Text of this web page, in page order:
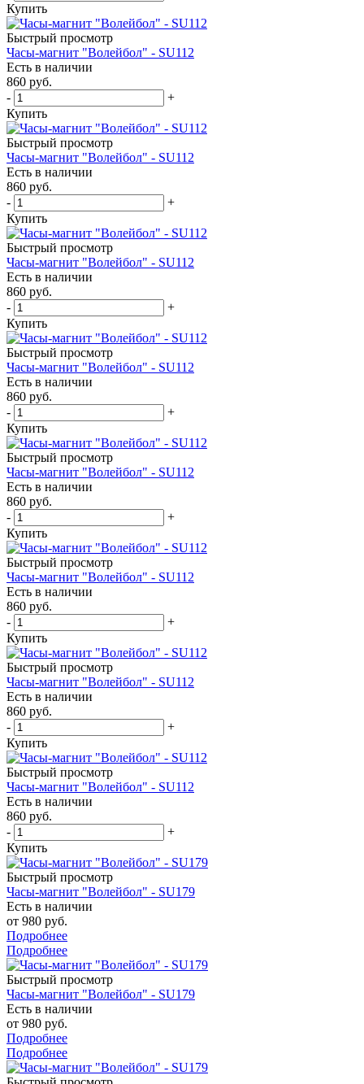
Купить
Быстрый просмотр
Часы-магнит "Волейбол" - SU112
Есть в наличии
860 руб.
-
+
Купить
Быстрый просмотр
Часы-магнит "Волейбол" - SU112
Есть в наличии
860 руб.
-
+
Купить
Быстрый просмотр
Часы-магнит "Волейбол" - SU112
Есть в наличии
860 руб.
-
+
Купить
Быстрый просмотр
Часы-магнит "Волейбол" - SU112
Есть в наличии
860 руб.
-
+
Купить
Быстрый просмотр
Часы-магнит "Волейбол" - SU112
Есть в наличии
860 руб.
-
+
Купить
Быстрый просмотр
Часы-магнит "Волейбол" - SU112
Есть в наличии
860 руб.
-
+
Купить
Быстрый просмотр
Часы-магнит "Волейбол" - SU112
Есть в наличии
860 руб.
-
+
Купить
Быстрый просмотр
Часы-магнит "Волейбол" - SU112
Есть в наличии
860 руб.
-
+
Купить
Быстрый просмотр
Часы-магнит "Волейбол" - SU179
Есть в наличии
от 980 руб.
Подробнее
Подробнее
Быстрый просмотр
Часы-магнит "Волейбол" - SU179
Есть в наличии
от 980 руб.
Подробнее
Подробнее